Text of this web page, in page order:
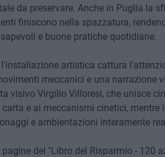
da preservare. Anche in Puglia la
finiscono nella spazzatura,
e buone pratiche quotidiane.
l'installazione artistica cattura
meccanici e una narrazione
visivo Virgilio Villoresi, che unisce
e ai meccanismi cinetici, mentre
e ambientazioni interamente
del "Libro del Risparmio - 120